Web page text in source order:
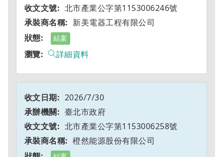
北市產業公字第1153006246號
新美電器工程有限公司
結案
詳細資料
2026/7/30
臺北市政府
北市產業公字第1153006258號
橙然能源股份有限公司